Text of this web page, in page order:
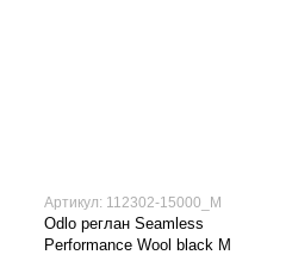
Артикул: 112302-15000_M
Odlo реглан Seamless
Performance Wool black M